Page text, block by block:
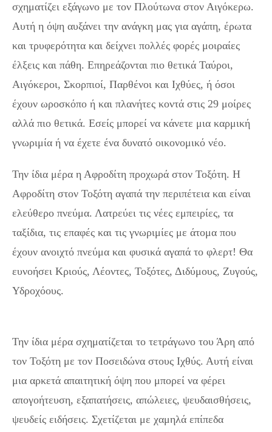
σχηματίζει εξάγωνο με τον Πλούτωνα στον Αιγόκερω.
Αυτή η όψη αυξάνει την ανάγκη μας για αγάπη, έρωτα
και τρυφερότητα και δείχνει πολλές φορές μοιραίες
έλξεις και πάθη. Επηρεάζονται πιο θετικά Ταύροι,
Αιγόκεροι, Σκορπιοί, Παρθένοι και Ιχθύες, ή όσοι
έχουν ωροσκόπο ή και πλανήτες κοντά στις 29 μοίρες
αλλά πιο θετικά. Εσείς μπορεί να κάνετε μια καρμική
γνωριμία ή να έχετε ένα δυνατό οικονομικό νέο.
Την ίδια μέρα η Αφροδίτη προχωρά στον Τοξότη. Η
Αφροδίτη στον Τοξότη αγαπά την περιπέτεια και είναι
ελεύθερο πνεύμα. Λατρεύει τις νέες εμπειρίες, τα
ταξίδια, τις επαφές και τις γνωριμίες με άτομα που
έχουν ανοιχτό πνεύμα και φυσικά αγαπά το φλερτ! Θα
ευνοήσει Κριούς, Λέοντες, Τοξότες, Διδύμους, Ζυγούς,
Υδροχόους.
Την ίδια μέρα σχηματίζεται το τετράγωνο του Άρη από
τον Τοξότη με τον Ποσειδώνα στους Ιχθύς. Αυτή είναι
μια αρκετά απαιτητική όψη που μπορεί να φέρει
απογοήτευση, εξαπατήσεις, απώλειες, ψευδαισθήσεις,
ψευδείς ειδήσεις. Σχετίζεται με χαμηλά επίπεδα